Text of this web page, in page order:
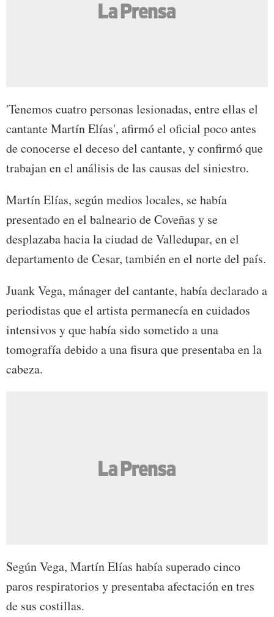
'Tenemos cuatro personas lesionadas, entre ellas el
cantante Martín Elías', afirmó el oficial poco antes
de conocerse el deceso del cantante, y confirmó que
trabajan en el análisis de las causas del siniestro.
Martín Elías, según medios locales, se había
presentado en el balneario de Coveñas y se
desplazaba hacia la ciudad de Valledupar, en el
departamento de Cesar, también en el norte del país.
Juank Vega, mánager del cantante, había declarado a
periodistas que el artista permanecía en cuidados
intensivos y que había sido sometido a una
tomografía debido a una fisura que presentaba en la
cabeza.
Según Vega, Martín Elías había superado cinco
paros respiratorios y presentaba afectación en tres
de sus costillas.